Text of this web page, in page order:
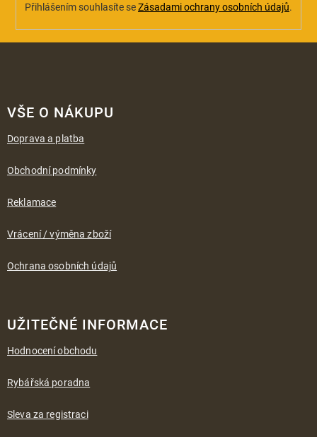
Přihlášením souhlasíte seZásadami ochrany osobních údajů.
VŠE O NÁKUPU
Doprava a platba
Obchodní podmínky
Reklamace
Vrácení / výměna zboží
Ochrana osobních údajů
UŽITEČNÉ INFORMACE
Hodnocení obchodu
Rybářská poradna
Sleva za registraci